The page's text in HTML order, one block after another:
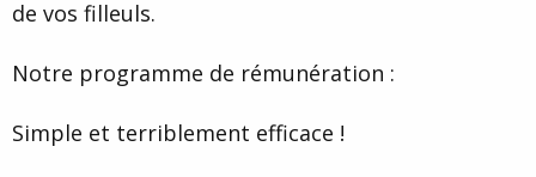
de vos filleuls.
Notre programme de rémunération :
Simple et terriblement efficace !